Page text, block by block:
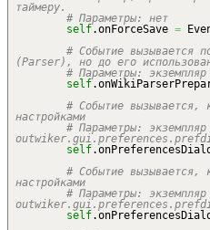
таймеру.
# Параметры: нет
self.onForceSave =
# Событие вызывается
(Parser), но до его
# Параметры:
self.
# Событие вызывается,
настройками
# Параметры: экземпляр
self.
# Событие вызывается,
настройками
# Параметры: экземпляр
self.